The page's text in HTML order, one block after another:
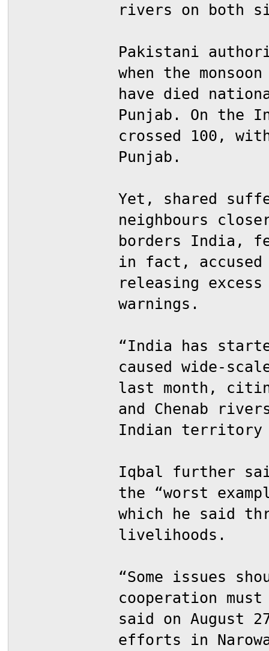
rivers on both
Pakistani
when the
have died
Punjab. On the
crossed 100,
Punjab.
Yet, shared
neighbours
borders India,
in fact,
releasing
warnings.
“India has
caused wide-
last month,
and Chenab
Indian territory
Iqbal further
the “worst
which he said
livelihoods.
“Some issues
cooperation
said on August
efforts in